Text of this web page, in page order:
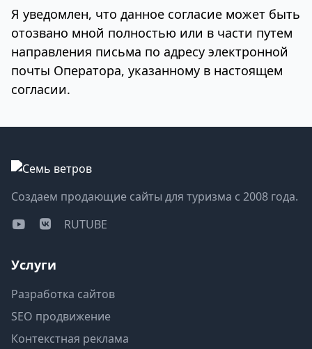
Я уведомлен, что данное согласие может быть
отозвано мной полностью или в части путем
направления письма по адресу электронной
почты Оператора, указанному в настоящем
согласии.
Создаем продающие сайты для туризма с 2008 года.
RUTUBE
Услуги
Разработка сайтов
SEO продвижение
Контекстная реклама